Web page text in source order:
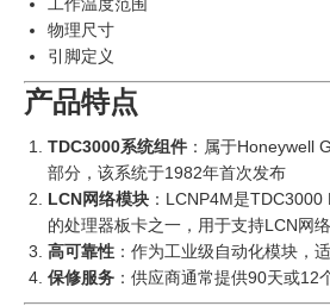
物理尺寸
引脚定义
产品特点
TDC3000系统组件 ：属于Honeywell
部分，该系统于1982年首次发布
LCN网络模块 ：LCNP4M是TDC3000
的处理器板卡之一，用于支持LCN网
高可靠性 ：作为工业级自动化模块，
保修服务 ：供应商通常提供90天或12